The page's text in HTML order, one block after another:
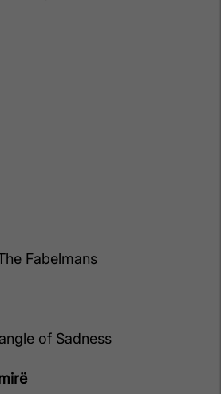
Fabelmans
of Sadness